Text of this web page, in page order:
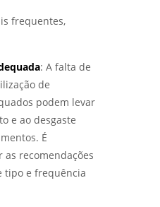
BENEFÍCIOS -
PITE EM SÃO
- LABMETAL
INOVAÇÕES
mecânicos e
mecânicos e
mecânicos sp
frequentes,
: A falta de
de
podem levar
e ao desgaste
É
recomendações
tipo e frequência